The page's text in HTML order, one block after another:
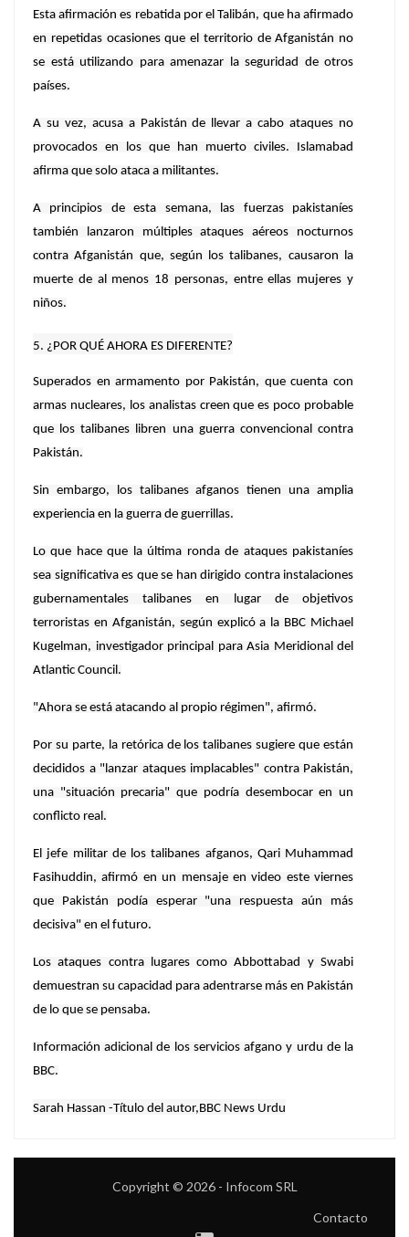
Esta afirmación es rebatida por el Talibán, que ha afirmado
en repetidas ocasiones que el territorio de Afganistán no
se está utilizando para amenazar la seguridad de otros
países.
A su vez, acusa a Pakistán de llevar a cabo ataques no
provocados en los que han muerto civiles. Islamabad
afirma que solo ataca a militantes.
A principios de esta semana, las fuerzas pakistaníes
también lanzaron múltiples ataques aéreos nocturnos
contra Afganistán que, según los talibanes, causaron la
muerte de al menos 18 personas, entre ellas mujeres y
niños.
5. ¿POR QUÉ AHORA ES DIFERENTE?
Superados en armamento por Pakistán, que cuenta con
armas nucleares, los analistas creen que es poco probable
que los talibanes libren una guerra convencional contra
Pakistán.
Sin embargo, los talibanes afganos tienen una amplia
experiencia en la guerra de guerrillas.
Lo que hace que la última ronda de ataques pakistaníes
sea significativa es que se han dirigido contra instalaciones
gubernamentales talibanes en lugar de objetivos
terroristas en Afganistán, según explicó a la BBC Michael
Kugelman, investigador principal para Asia Meridional del
Atlantic Council.
"Ahora se está atacando al propio régimen", afirmó.
Por su parte, la retórica de los talibanes sugiere que están
decididos a "lanzar ataques implacables" contra Pakistán,
una "situación precaria" que podría desembocar en un
conflicto real.
El jefe militar de los talibanes afganos, Qari Muhammad
Fasihuddin, afirmó en un mensaje en video este viernes
que Pakistán podía esperar "una respuesta aún más
decisiva" en el futuro.
Los ataques contra lugares como Abbottabad y Swabi
demuestran su capacidad para adentrarse más en Pakistán
de lo que se pensaba.
Información adicional de los servicios afgano y urdu de la
BBC.
Sarah Hassan -Título del autor,BBC News Urdu
Copyright © 2026 - Infocom SRL
Contacto